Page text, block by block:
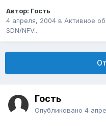
Автор: Гость
4 апреля, 2004 в Активное
SDN/NFV...
Гость
Опубликовано 4